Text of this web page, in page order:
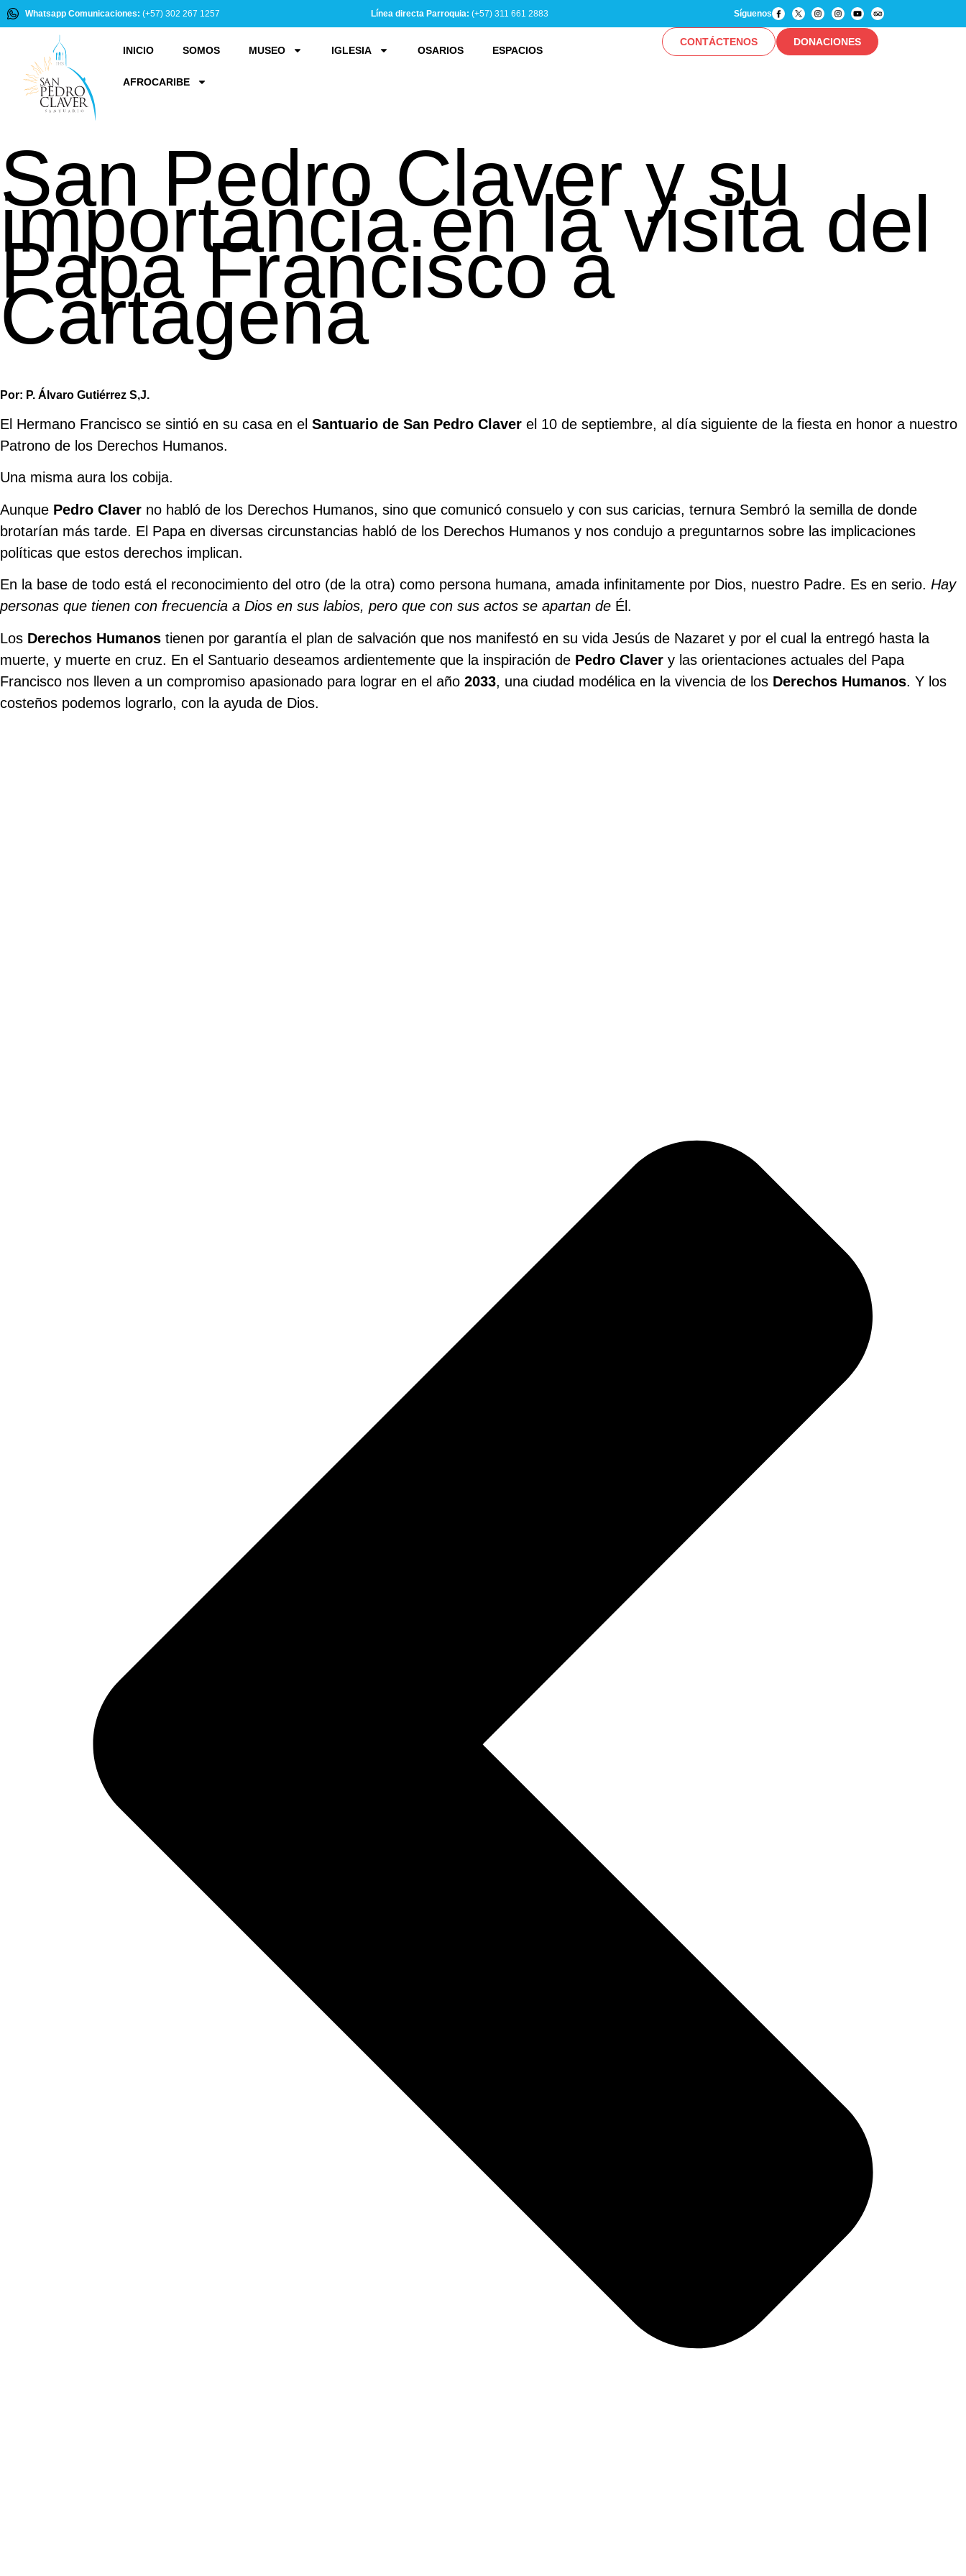
Whatsapp Comunicaciones: (+57) 302 267 1257 Línea directa Parroquia: (+57) 311 661 2883 Síguenos
INICIO SOMOS MUSEO IGLESIA OSARIOS ESPACIOS
AFROCARIBE
CONTÁCTENOS DONACIONES
San Pedro Claver y su
importancia en la visita del
Papa Francisco a
Cartagena
Por: P. Álvaro Gutiérrez S,J.
El Hermano Francisco se sintió en su casa en el Santuario de San Pedro Claver el 10 de septiembre, al día siguiente de la fiesta en honor a nuestro
Patrono de los Derechos Humanos.
Una misma aura los cobija.
Aunque Pedro Claver no habló de los Derechos Humanos, sino que comunicó consuelo y con sus caricias, ternura Sembró la semilla de donde
brotarían más tarde. El Papa en diversas circunstancias habló de los Derechos Humanos y nos condujo a preguntarnos sobre las implicaciones
políticas que estos derechos implican.
En la base de todo está el reconocimiento del otro (de la otra) como persona humana, amada infinitamente por Dios, nuestro Padre. Es en serio. Hay
personas que tienen con frecuencia a Dios en sus labios, pero que con sus actos se apartan de Él.
Los Derechos Humanos tienen por garantía el plan de salvación que nos manifestó en su vida Jesús de Nazaret y por el cual la entregó hasta la
muerte, y muerte en cruz. En el Santuario deseamos ardientemente que la inspiración de Pedro Claver y las orientaciones actuales del Papa
Francisco nos lleven a un compromiso apasionado para lograr en el año 2033, una ciudad modélica en la vivencia de los Derechos Humanos. Y los
costeños podemos lograrlo, con la ayuda de Dios.